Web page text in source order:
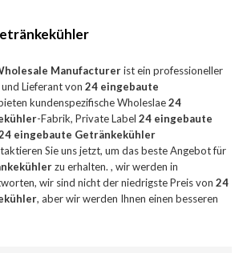
Manufacturerist ein professioneller
und Lieferant von24 eingebaute
kundenspezifische Wholeslae24
-Fabrik, Private Label24 eingebaute
eingebaute Getränkekühler
Sie uns jetzt, um das beste Angebot für
zu erhalten. , wir werden in
wir sind nicht der niedrigste Preis von24
, aber wir werden Ihnen einen besseren